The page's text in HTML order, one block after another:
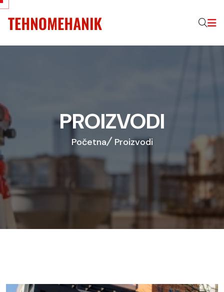
PROIZVODI
Početna Proizvodi